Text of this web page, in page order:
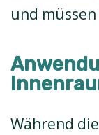
und
Während